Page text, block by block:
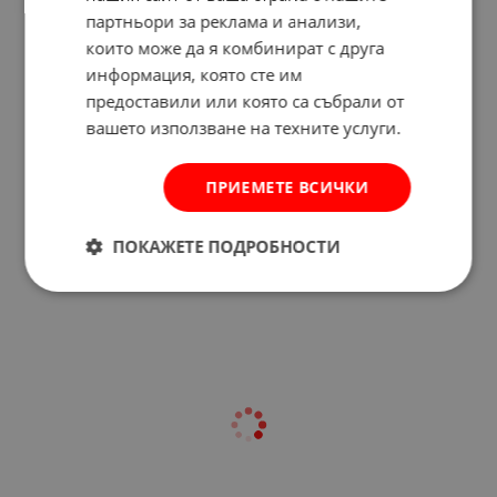
Отзиви към продукт
партньори за реклама и анализи,
които може да я комбинират с друга
информация, която сте им
предоставили или която са събрали от
вашето използване на техните услуги.
ПРИЕМЕТЕ ВСИЧКИ
ПОКАЖЕТЕ ПОДРОБНОСТИ